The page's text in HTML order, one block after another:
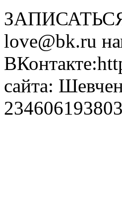
love@bk.ru
сайта:
234606193803